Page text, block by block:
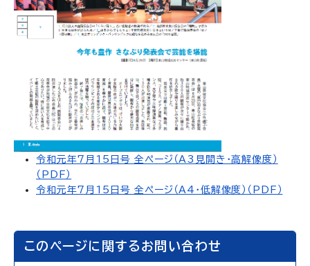
令和元年7月15日号 全ページ（A3見開き・高解像度）
（PDF）
令和元年7月15日号 全ページ（A4・低解像度）（PDF）
このページに関するお問い合わせ